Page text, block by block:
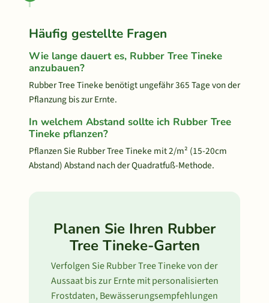
Häufig gestellte Fragen
Wie lange dauert es, Rubber Tree Tineke
anzubauen?
Rubber Tree Tineke benötigt ungefähr 365 Tage von der
Pflanzung bis zur Ernte.
In welchem Abstand sollte ich Rubber Tree
Tineke pflanzen?
Pflanzen Sie Rubber Tree Tineke mit 2/m² (15-20cm
Abstand) Abstand nach der Quadratfuß-Methode.
Planen Sie Ihren Rubber
Tree Tineke-Garten
Verfolgen Sie Rubber Tree Tineke von der
Aussaat bis zur Ernte mit personalisierten
Frostdaten, Bewässerungsempfehlungen